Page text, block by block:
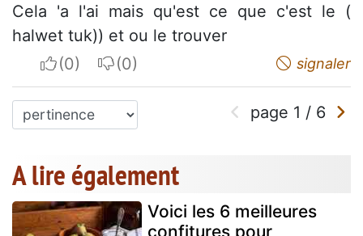
Cela 'a l'ai mais qu'est ce que c'est le (
halwet tuk)) et ou le trouver
I apreciateI do not appreciate signaler
page 1 / 6
A lire également
Voici les 6 meilleures
confitures pour